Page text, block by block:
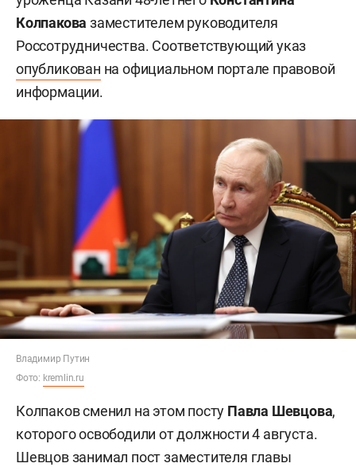
Колпакова заместителем руководителя
Россотрудничества. Соответствующий указ
опубликован на официальном портале правовой
информации.
Владимир Путин
Фото: kremlin.ru
Колпаков сменил на этом посту Павла Шевцова,
которого освободили от должности 4 августа.
Шевцов занимал пост заместителя главы